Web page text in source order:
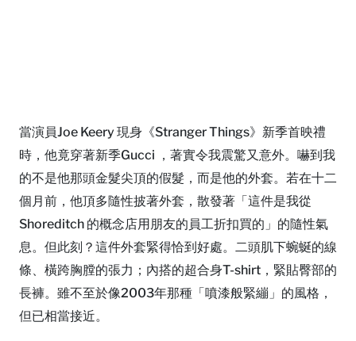
當演員Joe Keery 現身《Stranger Things》新季首映禮
時，他竟穿著新季Gucci ，著實令我震驚又意外。嚇到我
的不是他那頭金髮尖頂的假髮，而是他的外套。若在十二
個月前，他頂多隨性披著外套，散發著「這件是我從
Shoreditch 的概念店用朋友的員工折扣買的」的隨性氣
息。但此刻？這件外套緊得恰到好處。二頭肌下蜿蜒的線
條、橫跨胸膛的張力；內搭的超合身T-shirt，緊貼臀部的
長褲。雖不至於像2003年那種「噴漆般緊繃」的風格，
但已相當接近。